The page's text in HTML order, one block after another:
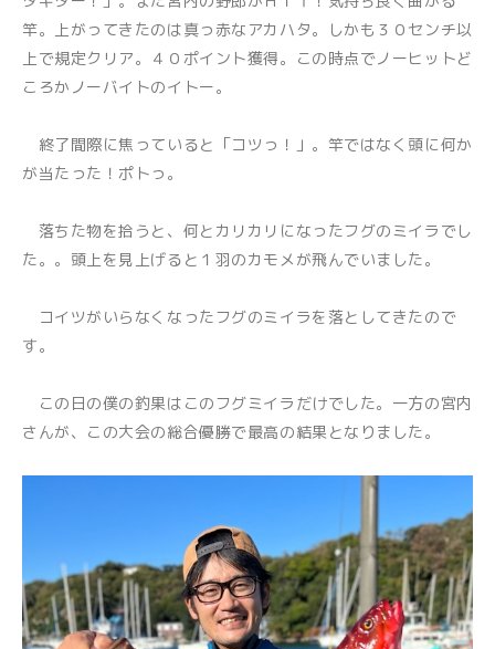
竿。上がってきたのは真っ赤なアカハタ。しかも３０センチ以
上で規定クリア。４０ポイント獲得。この時点でノーヒットど
ころかノーバイトのイトー。
終了間際に焦っていると「コツっ！」。竿ではなく頭に何か
が当たった！ポトっ。
落ちた物を拾うと、何とカリカリになったフグのミイラでし
た。。頭上を見上げると１羽のカモメが飛んでいました。
コイツがいらなくなったフグのミイラを落としてきたので
す。
この日の僕の釣果はこのフグミイラだけでした。一方の宮内
さんが、この大会の総合優勝で最高の結果となりました。